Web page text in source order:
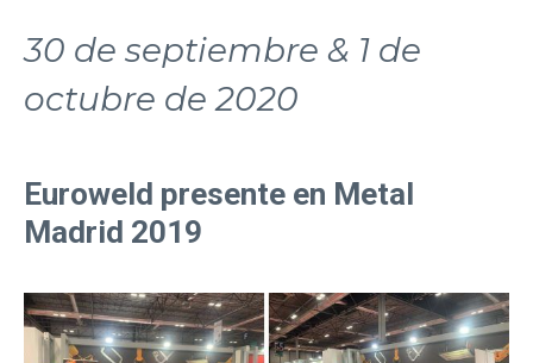
30 de septiembre & 1 de
octubre de 2020
Euroweld presente en Metal
Madrid 2019